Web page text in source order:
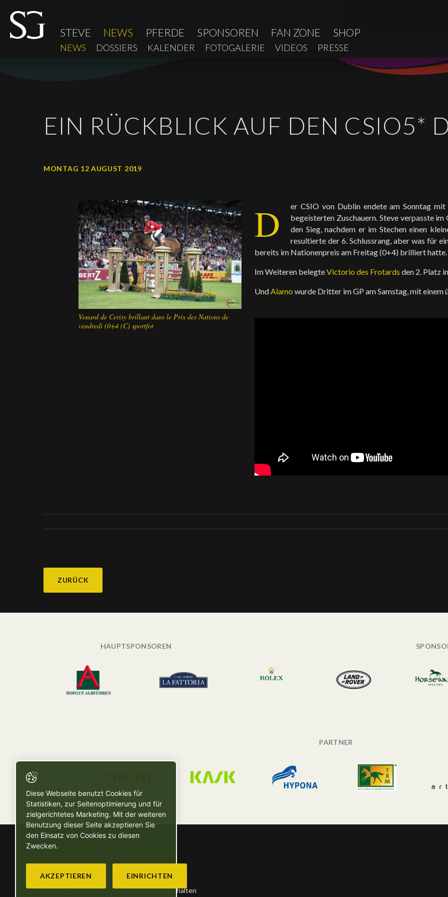
STEVE NEWS PFERDE SPONSOREN FAN ZONE SHOP
NEWS DOSSIERS KALENDER FOTOGALERIE VIDEOS PRESSE
EIN RÜCKBLICK AUF DEN CSIO5*
MONTAG 12 AUGUST 2019
Venard de Cerisy brillant dans le Prix des Nations de
vendredi (0+4 (C) sportfot
D
er CSIO von Dublin endete am Sonntag
begeisterten Zuschauern. Steve verpasste
den Sieg, nachdem er im Stechen einen
resultierte der 6. Schlussrang, aber was für
bereits im Nationenpreis am Freitag (0+4) brilliert hatte.
Im Weiteren belegteVictorio des Frotardsden 2. Platz
UndAlamowurde Dritter im GP am Samstag, mit einem
ZURÜCK
HAUPTSPONSOREN
PARTNER
Copyright © SG - 2026 - Alle Rechte vorbehalten
Diese Webseite benutzt Cookies für
Statistiken, zur Seitenoptimierung und für
zielgerichtetes Marketing. Mit der weiteren
Benutzung dieser Seite akzeptieren Sie
den Einsatz von Cookies zu diesen
Zwecken.
AKZEPTIEREN EINRICHTEN